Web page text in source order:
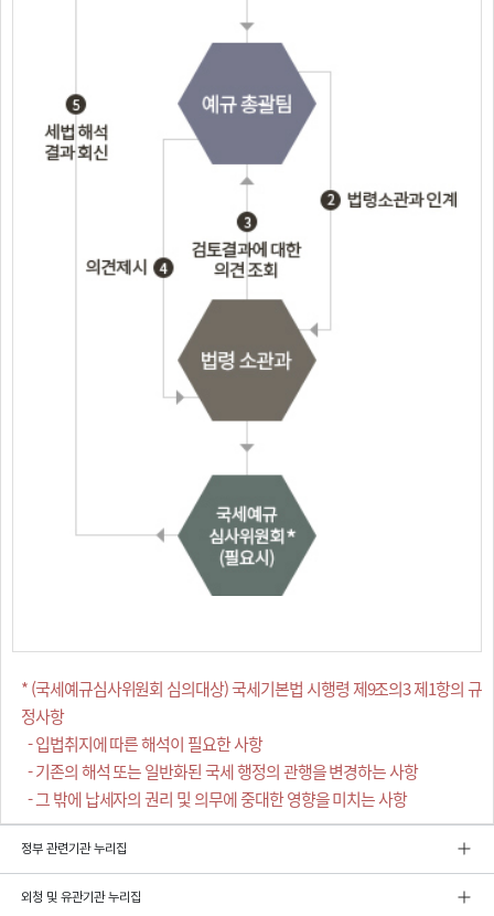
* (국세예규심사위원회 심의대상) 국세기본법 시행령 제9조의3 제1항의 규
정사항
- 입법취지에 따른 해석이 필요한 사항
- 기존의 해석 또는 일반화된 국세 행정의 관행을 변경하는 사항
- 그 밖에 납세자의 권리 및 의무에 중대한 영향을 미치는 사항
정부 관련기관 누리집
외청 및 유관기관 누리집